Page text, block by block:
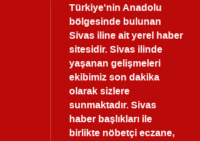
Türkiye'nin Anadolu
bölgesinde bulunan
Sivas iline ait yerel haber
sitesidir. Sivas ilinde
yaşanan gelişmeleri
ekibimiz son dakika
olarak sizlere
sunmaktadır.Sivas
haberbaşlıkları ile
birlikte nöbetçi eczane,